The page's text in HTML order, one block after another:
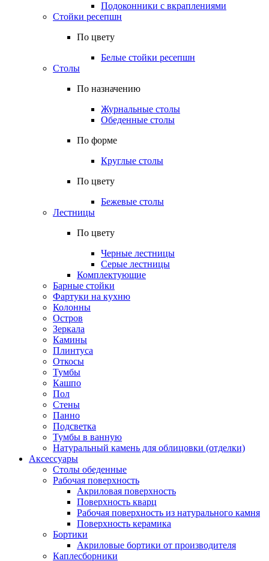
Подоконники с вкраплениями
Стойки ресепшн
По цвету
Белые стойки ресепшн
Столы
По назначению
Журнальные столы
Обеденные столы
По форме
Круглые столы
По цвету
Бежевые столы
Лестницы
По цвету
Черные лестницы
Серые лестницы
Комплектующие
Барные стойки
Фартуки на кухню
Колонны
Остров
Зеркала
Камины
Плинтуса
Откосы
Тумбы
Кашпо
Пол
Стены
Панно
Подсветка
Тумбы в ванную
Натуральный камень для облицовки (отделки)
Аксессуары
Столы обеденные
Рабочая поверхность
Акриловая поверхность
Поверхность кварц
Рабочая поверхность из натурального камня
Поверхность керамика
Бортики
Акриловые бортики от производителя
Каплесборники